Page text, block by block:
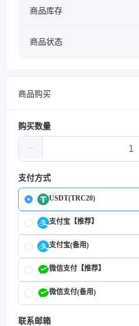
商品库存
商品状态
商品购买
购买数量
支付方式
USDT(TRC20)
支付宝【推荐】
支付宝(备用)
微信支付【推荐】
微信支付(备用)
联系邮箱